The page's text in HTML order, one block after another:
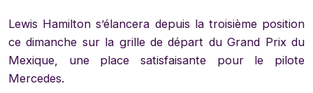
Lewis Hamilton s’élancera depuis la troisième position
ce dimanche sur la grille de départ du Grand Prix du
Mexique, une place satisfaisante pour le pilote
Mercedes.